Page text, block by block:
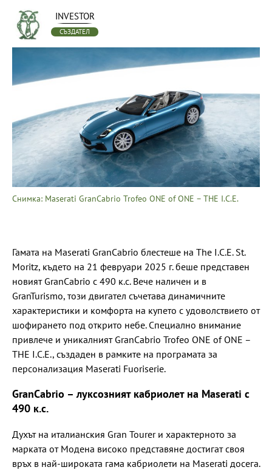
INVESTOR
СЪЗДАТЕЛ
Снимка: Maserati GranCabrio Trofeo ONE of ONE – THE I.C.E.
Гамата на Maserati GranCabrio блестеше на The I.C.E. St.
Moritz, където на 21 февруари 2025 г. беше представен
новият GranCabrio с 490 к.с. Вече наличен и в
GranTurismo, този двигател съчетава динамичните
характеристики и комфорта на купето с удоволствието от
шофирането под открито небе. Специално внимание
привлече и уникалният GranCabrio Trofeo ONE of ONE –
THE I.C.E., създаден в рамките на програмата за
персонализация Maserati Fuoriserie.
GranCabrio – луксозният кабриолет на Maserati с
490 к.с.
Духът на италианския Gran Tourer и характерното за
марката от Модена високо представяне достигат своя
връх в най-широката гама кабриолети на Maserati досега.